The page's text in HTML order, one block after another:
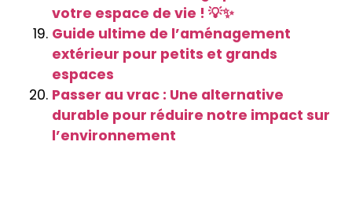
votre espace de vie ! 💡✨
Guide ultime de l’aménagement
extérieur pour petits et grands
espaces
Passer au vrac : Une alternative
durable pour réduire notre impact sur
l’environnement